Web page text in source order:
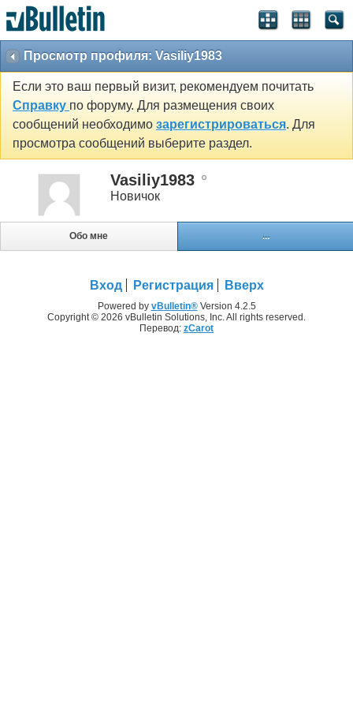
Просмотр профиля: Vasiliy1983
Если это ваш первый визит, рекомендуем почитать
Справку по форуму. Для размещения своих
сообщений необходимо зарегистрироваться. Для
просмотра сообщений выберите раздел.
Vasiliy1983
Новичок
Обо мне ...
Вход Регистрация Вверх
Powered by vBulletin®Version 4.2.5
Copyright © 2026 vBulletin Solutions, Inc. All rights reserved.
Перевод: zCarot